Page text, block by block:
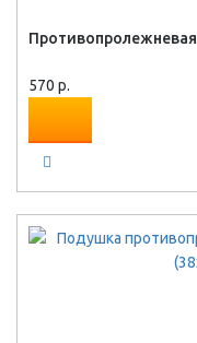
570 р.